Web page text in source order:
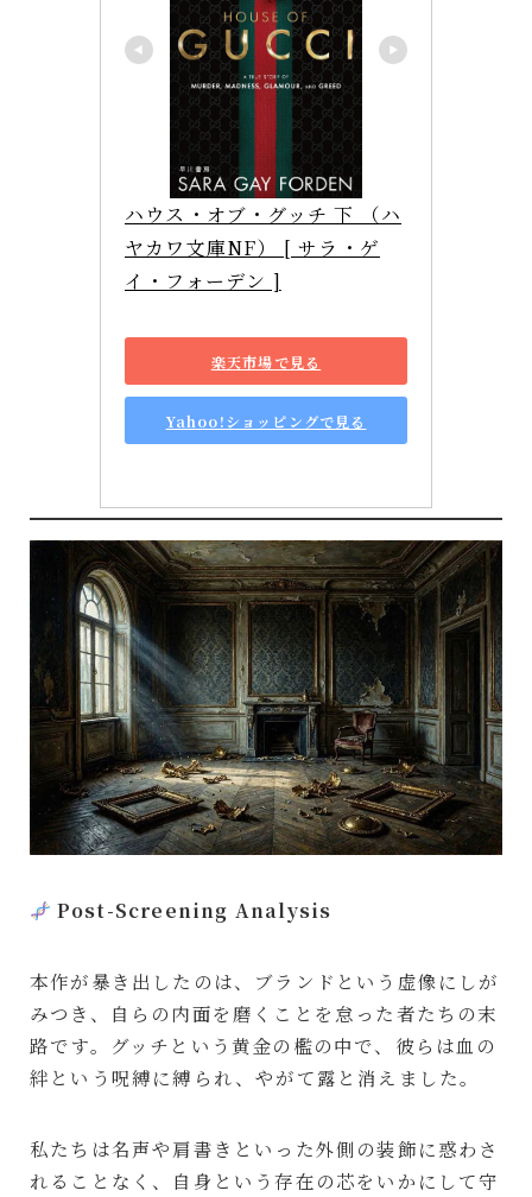
ハウス・オブ・グッチ 下 （ハ
ヤカワ文庫NF） [ サラ・ゲ
イ・フォーデン ]
楽天市場で見る
Yahoo!ショッピングで見る
Post-Screening Analysis
本作が暴き出したのは、ブランドという虚像にしが
みつき、自らの内面を磨くことを怠った者たちの末
路です。グッチという黄金の檻の中で、彼らは血の
絆という呪縛に縛られ、やがて露と消えました。
私たちは名声や肩書きといった外側の装飾に惑わさ
れることなく、自身という存在の芯をいかにして守